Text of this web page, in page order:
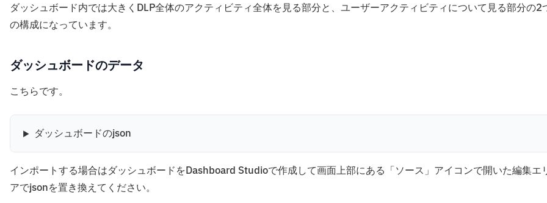
ダッシュボード内では大きくDLP全体のアクティビティ全体を見る部分と、ユーザーアクティビティについて見る部分の2
の構成になっています。
ダッシュボードのデータ
こちらです。
ダッシュボードのjson
インポートする場合はダッシュボードをDashboard Studioで作成して画面上部にある「ソース」アイコンで開いた編集エ
アでjsonを置き換えてください。